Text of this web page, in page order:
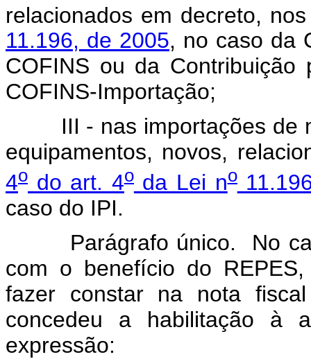
relacionados em decreto,
11.196, de 2005, no caso da
COFINS ou da Contribuição
COFINS-Importação;
III - nas importações de
equipamentos, novos,
4o do art. 4oda Lei no
caso do IPI.
Parágrafo único. No
com o benefício do
fazer constar na nota
concedeu a habilitação à
expressão: